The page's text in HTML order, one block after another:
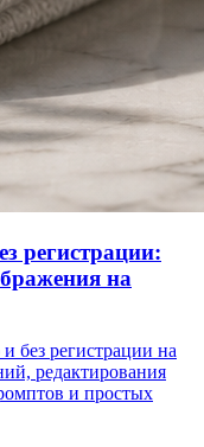
регистрации:
на
без регистрации на
редактирования
и простых